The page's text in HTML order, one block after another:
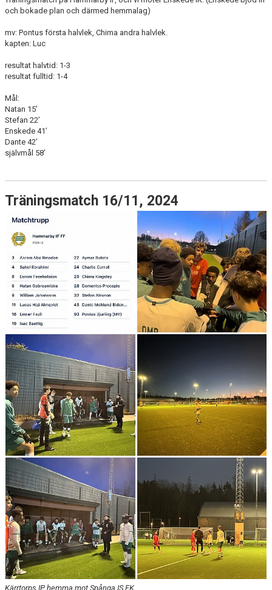
och bokade plan och därmed hemmalag)
mv: Pontus första halvlek, Chima andra halvlek.
kapten: Luc
resultat halvtid: 1-3
resultat fulltid: 1-4
Mål:
Natan 15’
Stefan 22’
Enskede 41’
Dante 42’
självmål 58’
Träningsmatch 16/11, 2024
Kärrtorps IP, hemma mot Spånga IS FK